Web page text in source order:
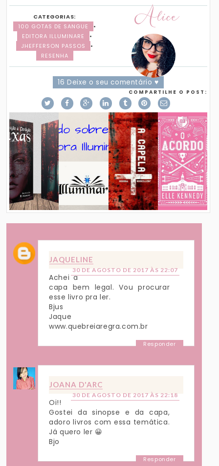
Alice
CATEGORIAS:
100 GOTAS DE SANGUE
•
EDITORA ILLUMINARE
•
JHEFFERSON PASSOS
•
RESENHA
16 Deixe o seu comentário ♥
COMPARTILHE O POST:
JAQUELINE
30 DE AGOSTO DE 2017 ÀS 22:07
Achei a
capa bem legal. Vou procurar
esse livro pra ler.
Bjus
Jaque
www.quebreiaregra.com.br
Responder
JOANA D'ARC
30 DE AGOSTO DE 2017 ÀS 22:18
Oi!!
Gostei da sinopse e da capa,
adoro livros com essa temática.
Já quero ler 😀
Bjo
Responder